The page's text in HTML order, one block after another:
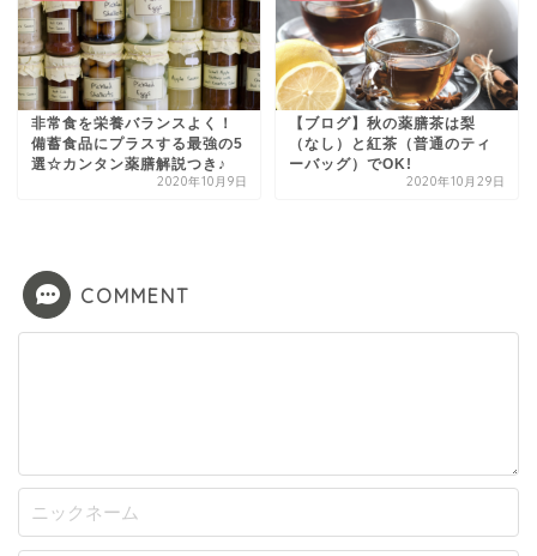
非常食を栄養バランスよく！
備蓄食品にプラスする最強の5
選☆カンタン薬膳解説つき♪
2020年10月9日
【ブログ】秋の薬膳茶は梨
（なし）と紅茶（普通のティ
ーバッグ）でOK!
2020年10月29日
COMMENT